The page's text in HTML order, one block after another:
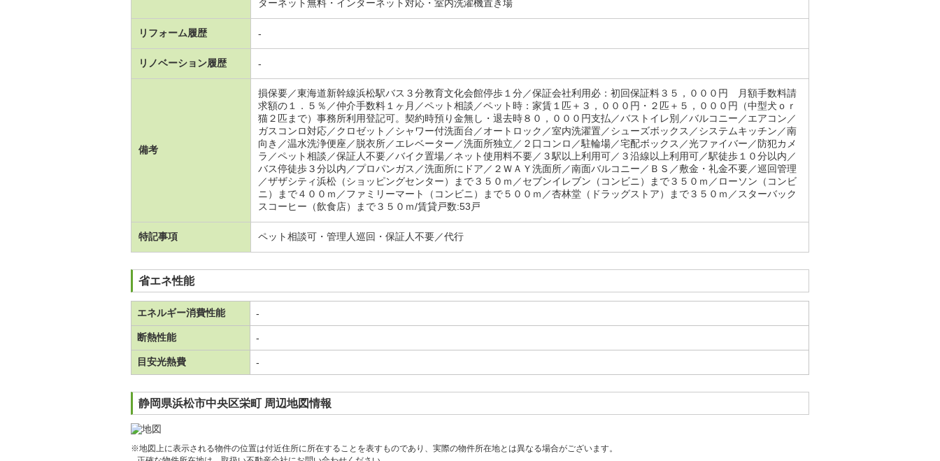
ターネット無料・インターネット対応・室内洗濯機置き場
リフォーム履歴 -
リノベーション履歴 -
備考
損保要／東海道新幹線浜松駅バス３分教育文化会館停歩１分／保証会社利用必：初回保証料３５，０００円 月額手数料請
求額の１．５％／仲介手数料１ヶ月／ペット相談／ペット時：家賃１匹＋３，０００円・２匹＋５，０００円（中型犬ｏｒ
猫２匹まで）事務所利用登記可。契約時預り金無し・退去時８０，０００円支払／バストイレ別／バルコニー／エアコン／
ガスコンロ対応／クロゼット／シャワー付洗面台／オートロック／室内洗濯置／シューズボックス／システムキッチン／南
向き／温水洗浄便座／脱衣所／エレベーター／洗面所独立／２口コンロ／駐輪場／宅配ボックス／光ファイバー／防犯カメ
ラ／ペット相談／保証人不要／バイク置場／ネット使用料不要／３駅以上利用可／３沿線以上利用可／駅徒歩１０分以内／
バス停徒歩３分以内／プロパンガス／洗面所にドア／２ＷＡＹ洗面所／南面バルコニー／ＢＳ／敷金・礼金不要／巡回管理
／ザザシティ浜松（ショッピングセンター）まで３５０ｍ／セブンイレブン（コンビニ）まで３５０ｍ／ローソン（コンビ
ニ）まで４００ｍ／ファミリーマート（コンビニ）まで５００ｍ／杏林堂（ドラッグストア）まで３５０ｍ／スターバック
スコーヒー（飲食店）まで３５０ｍ/賃貸戸数:53戸
特記事項 ペット相談可・管理人巡回・保証人不要／代行
省エネ性能
エネルギー消費性能 -
断熱性能 -
目安光熱費 -
静岡県浜松市中央区栄町 周辺地図情報
※地図上に表示される物件の位置は付近住所に所在することを表すものであり、実際の物件所在地とは異なる場合がございます。